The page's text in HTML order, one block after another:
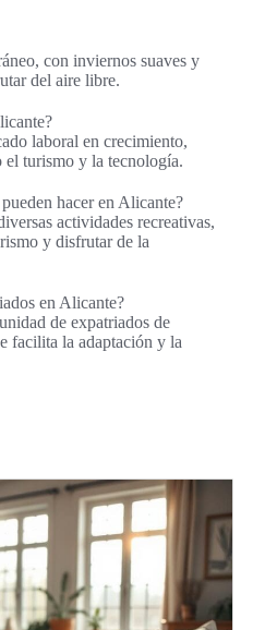
con inviernos suaves y
del aire libre.
laboral en crecimiento,
el turismo y la tecnología.
hacer en Alicante?
actividades recreativas,
y disfrutar de la
en Alicante?
de expatriados de
facilita la adaptación y la